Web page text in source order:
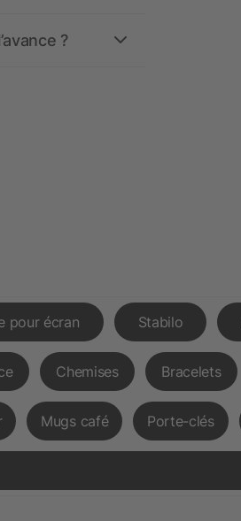
?
pour écran Stabilo
Chemises Bracelets
Mugs café Porte-clés